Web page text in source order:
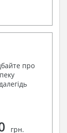
про
грн.